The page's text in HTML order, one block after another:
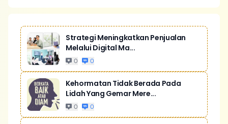
Strategi Meningkatkan Penjualan
Melalui Digital Ma...
0 0
Kehormatan Tidak Berada Pada
Lidah Yang Gemar Mere...
0 0